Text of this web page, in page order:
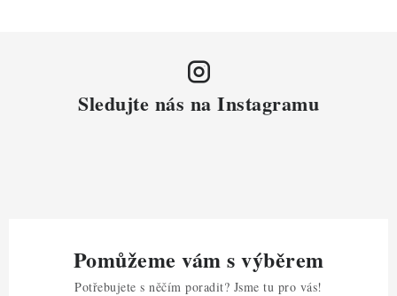
Sledujte nás na Instagramu
Pomůžeme vám s výběrem
Potřebujete s něčím poradit? Jsme tu pro vás!